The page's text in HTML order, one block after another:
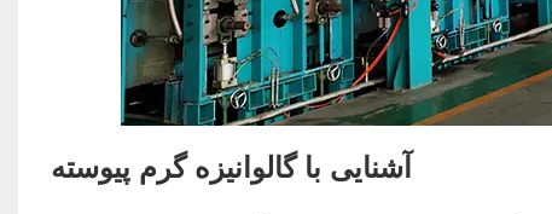
آشنایی با گالوانیزه گرم پیوسته